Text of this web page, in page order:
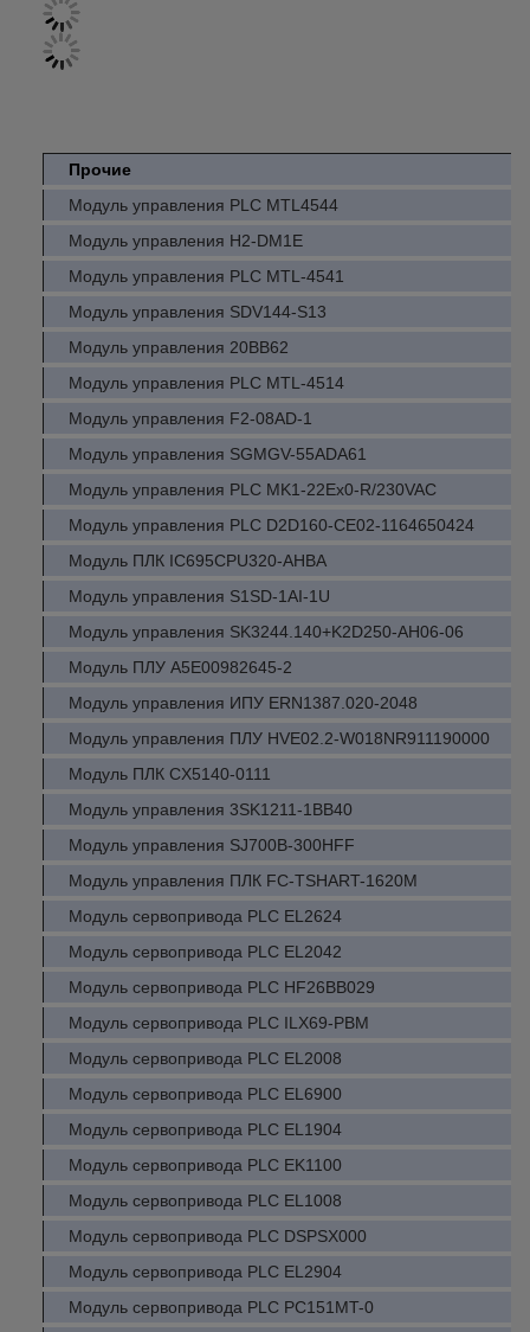
Прочие
Модуль управления PLC MTL4544
Модуль управления H2-DM1E
Модуль управления PLC MTL-4541
Модуль управления SDV144-S13
Модуль управления 20BB62
Модуль управления PLC MTL-4514
Модуль управления F2-08AD-1
Модуль управления SGMGV-55ADA61
Модуль управления PLC MK1-22Ex0-R/230VAC
Модуль управления PLC D2D160-CE02-1164650424
Модуль ПЛК IC695CPU320-AHBA
Модуль управления S1SD-1AI-1U
Модуль управления SK3244.140+K2D250-AH06-06
Модуль ПЛУ A5E00982645-2
Модуль управления ИПУ ERN1387.020-2048
Модуль управления ПЛУ HVE02.2-W018NR911190000
Модуль ПЛК CX5140-0111
Модуль управления 3SK1211-1BB40
Модуль управления SJ700B-300HFF
Модуль управления ПЛК FC-TSHART-1620M
Модуль сервопривода PLC EL2624
Модуль сервопривода PLC EL2042
Модуль сервопривода PLC HF26BB029
Модуль сервопривода PLC ILX69-PBM
Модуль сервопривода PLC EL2008
Модуль сервопривода PLC EL6900
Модуль сервопривода PLC EL1904
Модуль сервопривода PLC EK1100
Модуль сервопривода PLC EL1008
Модуль сервопривода PLC DSPSX000
Модуль сервопривода PLC EL2904
Модуль сервопривода PLC PC151MT-0